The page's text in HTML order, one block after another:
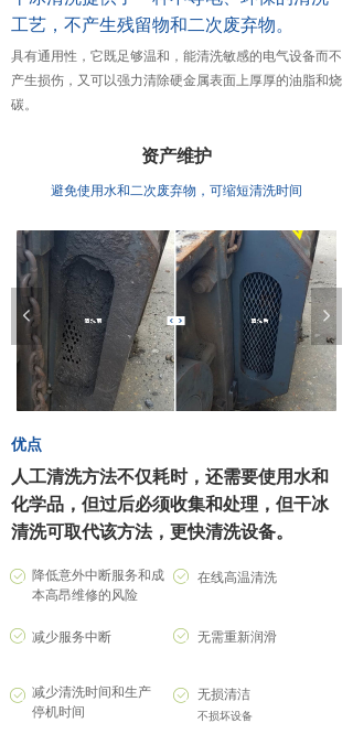
关于酷捷
全球办事处
ꂒ
人工清洗方法不仅耗时，还需要使用水和
化学品，但过后必须收集和处理，但干冰
清洗可取代该方法，更快清洗设备。
优点
减少清洗时间和生产
停机时间
降低意外中断服务和成
本高昂维修的风险
减少服务中断
无损清洁
不损坏设备
无需重新润滑
在线高温清洗
ꂒ ꂒ
ꂒ
ꂒ ꂒ
避免使用水和二次废弃物，可缩短清洗时间
资产维护
넳 넲
工艺，不产生残留物和二次废弃物。
具有通用性，它既足够温和，能清洗敏感的电气设备而不
产生损伤，又可以强力清除硬金属表面上厚厚的油脂和烧
碳。
纺织行业
汽车行业
压铸行业
采矿机械
包装行业
电力行业
公共交通
橡胶轮胎